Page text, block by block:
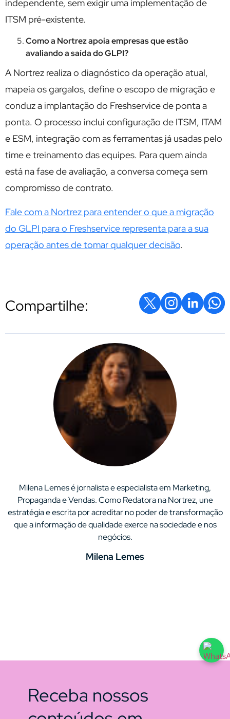
independente, sem exigir uma implementação de
ITSM pré-existente.
Como a Nortrez apoia empresas que estão
avaliando a saída do GLPI?
A Nortrez realiza o diagnóstico da operação atual,
mapeia os gargalos, define o escopo de migração e
conduz a implantação do Freshservice de ponta a
ponta. O processo inclui configuração de ITSM, ITAM
e ESM, integração com as ferramentas já usadas pelo
time e treinamento das equipes. Para quem ainda
está na fase de avaliação, a conversa começa sem
compromisso de contrato.
Fale com a Nortrez para entender o que a migração
do GLPI para o Freshservice representa para a sua
operação antes de tomar qualquer decisão.
Compartilhe:
Milena Lemes é jornalista e especialista em Marketing,
Propaganda e Vendas. Como Redatora na Nortrez, une
estratégia e escrita por acreditar no poder de transformação
que a informação de qualidade exerce na sociedade e nos
negócios.
Milena Lemes
Receba nossos